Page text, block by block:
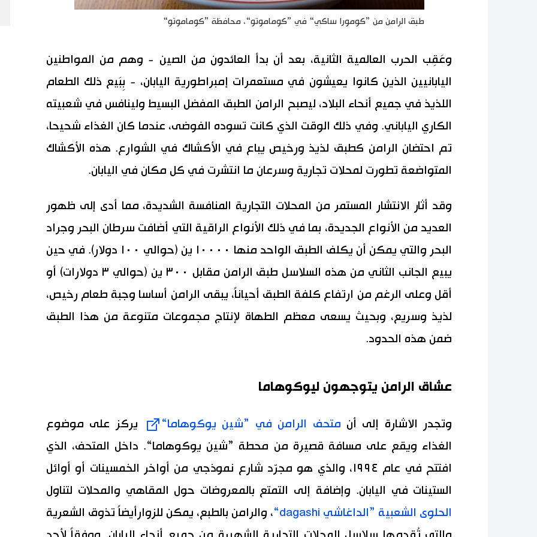
طبق الرامن من ”كومورا ساكي“ في ”كوماموتو“، محافظة ”كوماموتو“
وعَقِب الحرب العالمية الثانية، بعد أن بدأ العائدون من الصين - وهم من المواطنين
اليابانيين الذين كانوا يعيشون في مستعمرات إمبراطورية اليابان، - بِبَيع ذلك الطعام
اللذيذ في جميع أنحاء البلاد، ليصبح الرامن الطبق المفضل البسيط ولينافس في شعبيته
الكاري الياباني. وفي ذلك الوقت الذي كانت تسوده الفوضى، عندما كان الغذاء شحيحا،
تم احتضان الرامن كطبق لذيذ ورخيص يباع في الأكشاك في الشوارع. هذه الأكشاك
المتواضعة تطورت لمحلات تجارية وسرعان ما انتشرت في كل مكان في اليابان.
وقد أثار الانتشار المستمر من المحلات التجارية المنافسة الشديدة، مما أدى إلى ظهور
العديد من الأنواع الجديدة، بما في ذلك الأنواع الراقية التي أضافت سرطان البحر وجراد
البحر والتي يمكن أن يكلف الطبق الواحد منها ١٠٠٠٠ ين (حوالي ١٠٠ دولار). في حين
يبيع الجانب الثاني من هذه السلاسل طبق الرامن مقابل ٣٠٠ ين (حوالي ٣ دولارات) أو
أقل وعلى الرغم من ارتفاع كلفة الطبق أحياناً، يبقى الرامن أساسا وجبة طعام رخيص،
لذيذ وسريع، وبحيث يسعى معظم الطهاة لإنتاج مجموعات متنوعة من هذا الطبق
ضمن هذه الحدود.
عشاق الرامن يتوجهون ليوكوهاما
وتجدر الاشارة إلى أن متحف الرامن في ”شين يوكوهاما“
يركز على موضوع
الغذاء ويقع على مسافة قصيرة من محطة ”شين يوكوهاما“. داخل المتحف، الذي
افتتح في عام ١٩٩٤، والذي هو مجرّد شارع نموذجي من أواخر الخمسينات أو أوائل
الستينات في اليابان. وإضافة إلى التمتع بالمعروضات حول المقاهي والمحلات لتناول
الحلوى الشعبية ”الداغاشي dagashi“
، والرامن بالطبع، يمكن للزوارأيضاً تذوق الشعرية